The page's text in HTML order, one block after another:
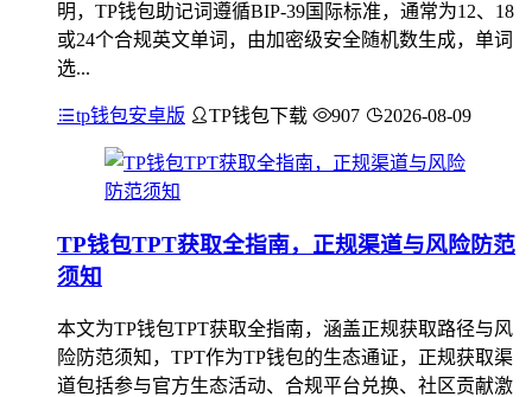
明，TP钱包助记词遵循BIP-39国际标准，通常为12、18
或24个合规英文单词，由加密级安全随机数生成，单词
选...
tp钱包安卓版 TP钱包下载 907 2026-08-09
TP钱包TPT获取全指南，正规渠道与风险防范
须知
本文为TP钱包TPT获取全指南，涵盖正规获取路径与风
险防范须知，TPT作为TP钱包的生态通证，正规获取渠
道包括参与官方生态活动、合规平台兑换、社区贡献激